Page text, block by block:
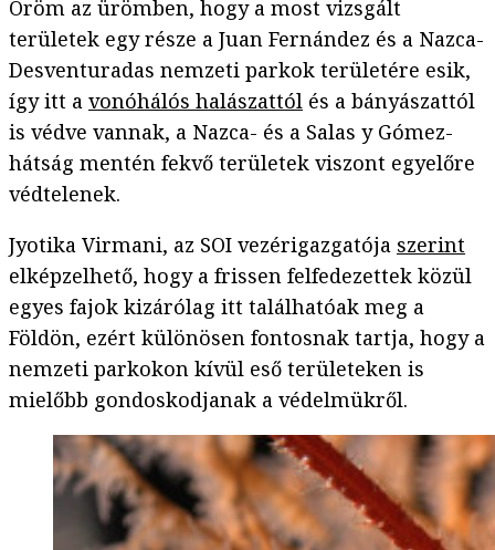
Öröm az ürömben, hogy a most vizsgált
területek egy része a Juan Fernández és a Nazca-
Desventuradas nemzeti parkok területére esik,
így itt a vonóhálós halászattól és a bányászattól
is védve vannak, a Nazca- és a Salas y Gómez-
hátság mentén fekvő területek viszont egyelőre
védtelenek.
Jyotika Virmani, az SOI vezérigazgatója szerint
elképzelhető, hogy a frissen felfedezettek közül
egyes fajok kizárólag itt találhatóak meg a
Földön, ezért különösen fontosnak tartja, hogy a
nemzeti parkokon kívül eső területeken is
mielőbb gondoskodjanak a védelmükről.